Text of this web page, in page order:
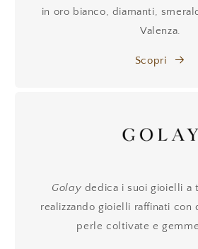
in oro bianco, diamanti,
Valenza.
Scopri
Golay dedica i suoi gioielli a
realizzando gioielli raffinati con
perle coltivate e